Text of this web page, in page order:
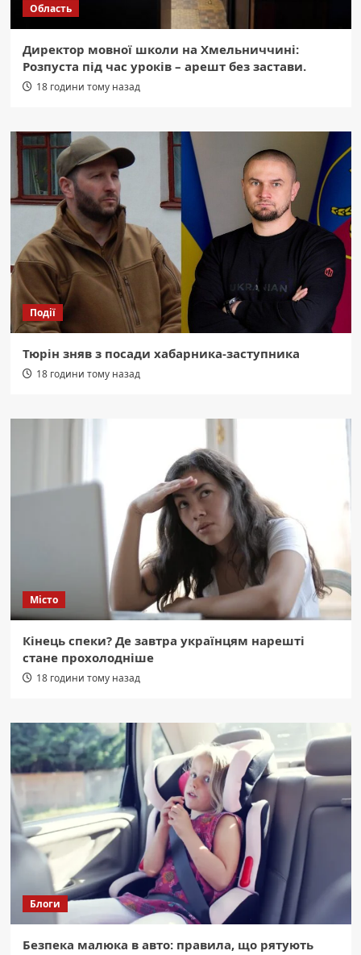
Область
Директор мовної школи на Хмельниччині:
Розпуста під час уроків – арешт без застави.
18 години тому назад
Події
Тюрін зняв з посади хабарника-заступника
18 години тому назад
Місто
Кінець спеки? Де завтра українцям нарешті
стане прохолодніше
18 години тому назад
Блоги
Безпека малюка в авто: правила, що рятують